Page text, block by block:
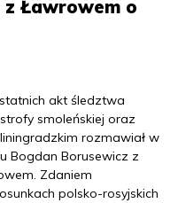
Ławrowem o
akt śledztwa
smoleńskiej oraz
rozmawiał w
Bogdan Borusewicz z
Zdaniem
polsko-rosyjskich